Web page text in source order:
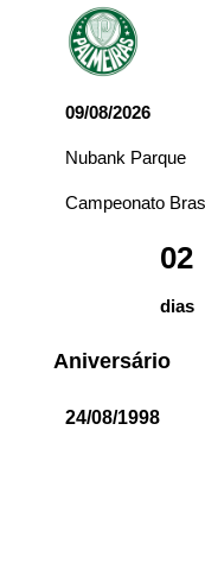
09/08/2026
Nubank Parque
Campeonato
02
dias
Aniversário
24/08/1998